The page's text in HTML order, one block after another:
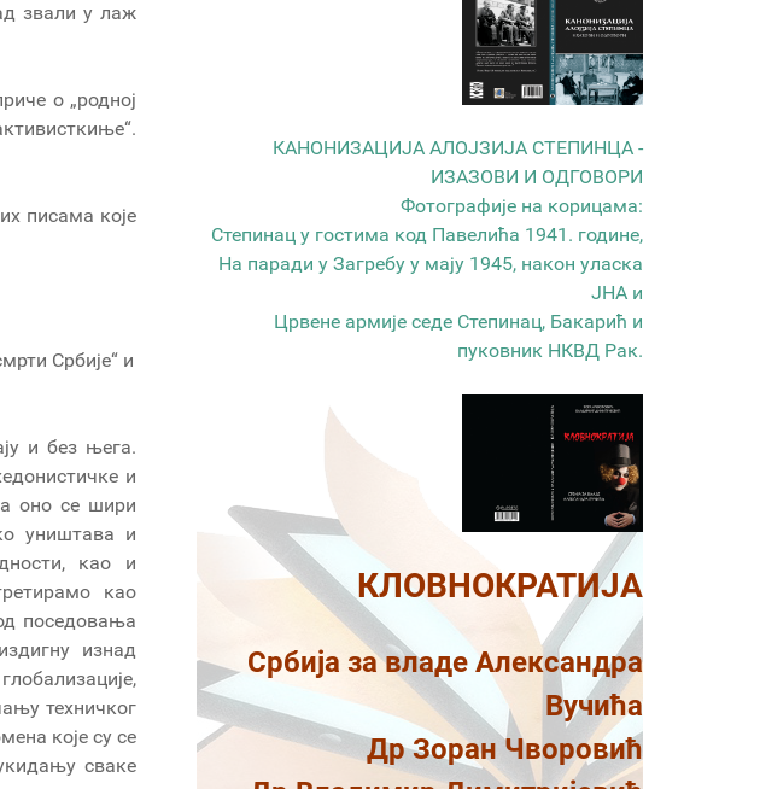
звали у лаж
о „родној
писама које
Србије“ и
и без њега.
и
оно се шири
уништава и
као и
као
поседовања
изнад
техничког
које су се
сваке
КАНОНИЗАЦИЈА АЛОЈЗИЈА СТЕПИНЦА -
ИЗАЗОВИ И ОДГОВОРИ
Фотографије на корицама:
Степинац у гостима код Павелића 1941. године,
На паради у Загребу у мају 1945, након уласка
ЈНА и
Црвене армије седе Степинац, Бакарић и
пуковник НКВД Рак.
КЛОВНОКРАТИЈА
Србија за владе Александра
Вучића
Др Зоран Чворовић